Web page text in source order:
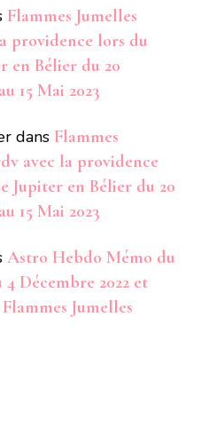
Flammes Jumelles
providence lors du
en Bélier du 20
15 Mai 2023
dans Flammes
avec la providence
Jupiter en Bélier du 20
15 Mai 2023
Astro Hebdo Mémo du
Décembre 2022 et
Jumelles